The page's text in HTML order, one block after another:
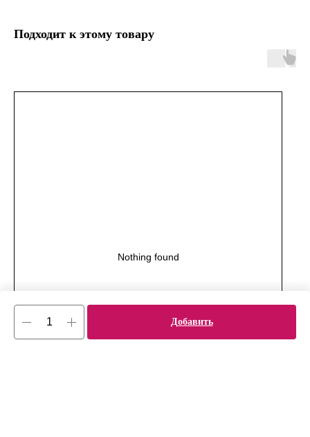
Добавить
Подходит к этому товару
Nothing found